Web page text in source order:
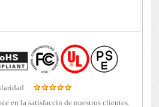
:
en la satisfaccin de nuestros clientes.